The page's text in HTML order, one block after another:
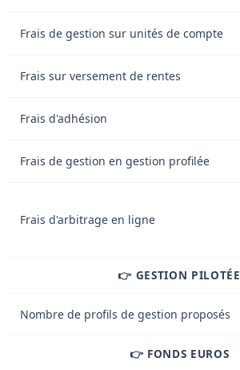
Frais de gestion sur unités de compte
Frais sur versement de rentes
Frais d'adhésion
Frais de gestion en gestion profilée
Frais d'arbitrage en ligne
👉 GESTION PILOTÉE
Nombre de profils de gestion proposés
👉 FONDS EUROS